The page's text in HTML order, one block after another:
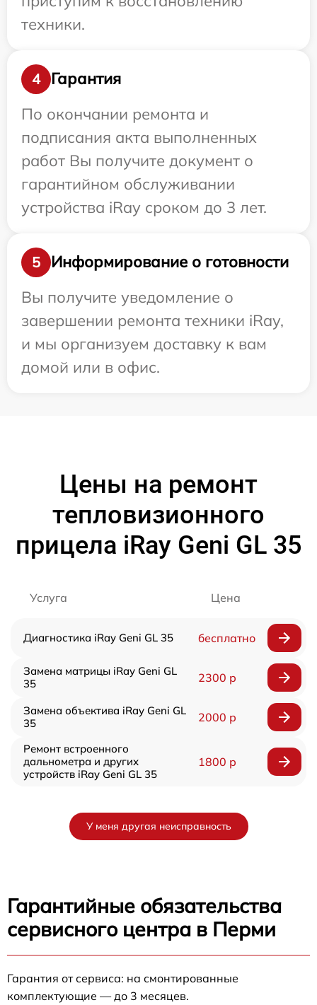
техники.
4
Гарантия
По окончании ремонта и
подписания акта выполненных
работ Вы получите документ о
гарантийном обслуживании
устройства iRay сроком до 3 лет.
5
Информирование о готовности
Вы получите уведомление о
завершении ремонта техники iRay,
и мы организуем доставку к вам
домой или в офис.
Цены на ремонт
тепловизионного
прицела iRay Geni GL 35
Услуга Цена
Диагностика iRay Geni GL 35 бесплатно
Замена матрицы iRay Geni GL
35
2300 р
Замена объектива iRay Geni GL
35
2000 р
Ремонт встроенного
дальнометра и других
устройств iRay Geni GL 35
1800 р
У меня другая неисправность
Гарантийные обязательства
сервисного центра в Перми
Гарантия от сервиса: на смонтированные
комплектующие — до 3 месяцев.